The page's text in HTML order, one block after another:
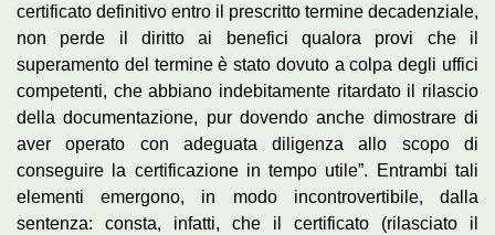
certificato definitivo entro il prescritto termine decadenziale,
non perde il diritto ai benefici qualora provi che il
superamento del termine è stato dovuto a colpa degli uffici
competenti, che abbiano indebitamente ritardato il rilascio
della documentazione, pur dovendo anche dimostrare di
aver operato con adeguata diligenza allo scopo di
conseguire la certificazione in tempo utile”. Entrambi tali
elementi emergono, in modo incontrovertibile, dalla
sentenza: consta, infatti, che il certificato (rilasciato il